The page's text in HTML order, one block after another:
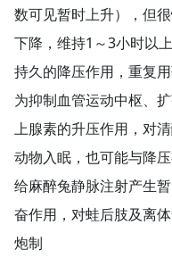
数可见暂时上升），但
下降，维持1～3小时以
持久的降压作用，重复
为抑制血管运动中枢、
上腺素的升压作用，对
动物入眠，也可能与降
给麻醉兔静脉注射产生
奋作用，对蛙后肢及离
炮制